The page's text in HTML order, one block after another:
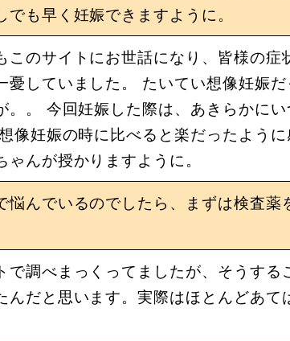
も早く妊娠できますように。
このサイトにお世話になり、皆様の症
憂していました。 たいてい想像妊娠
。。 今回妊娠した際は、あきらかに
像妊娠の時に比べると楽だったよう
んが授かりますように。
悩んでいるのでしたら、まずは検査薬
で調べまっくってましたが、そうする
んだと思います。実際はほとんどあて